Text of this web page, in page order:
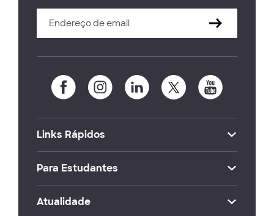
Links Rápidos
Para Estudantes
Atualidade